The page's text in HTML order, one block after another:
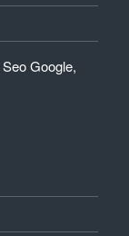
Google,